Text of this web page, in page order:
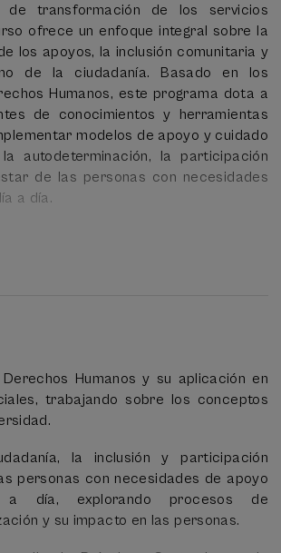
de transformación de los servicios
ofrece un enfoque integral sobre la
los apoyos, la inclusión comunitaria y
de la ciudadanía. Basado en los
Humanos, este programa dota a
de conocimientos y herramientas
modelos de apoyo y cuidado
autodeterminación, la participación
de las personas con necesidades
a día.
los Derechos de las Personas con
incluyendo la gestión de
conociendo herramientas como
Lifestyle Planning y Planificación
un fuerte componente práctico,
trabajo en equipo y la creación de
comunitaria. Se busca que la
una comunidad de aprendizaje,
Humanos y su aplicación en
trabajando sobre los conceptos
la inclusión y participación
personas con necesidades de apoyo
día, explorando procesos de
y su impacto en las personas.